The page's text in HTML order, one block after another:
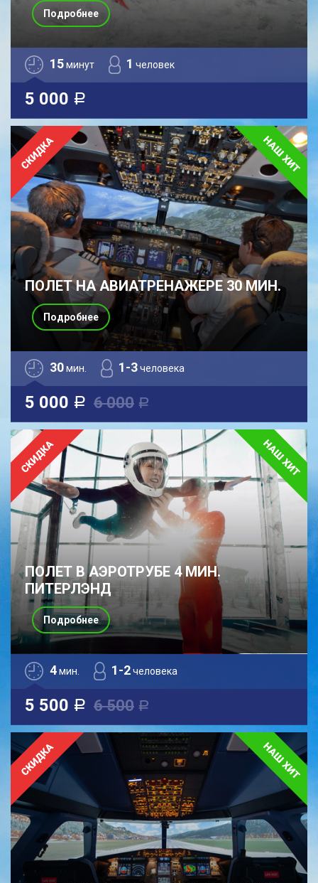
15минут 1 человек
5 000 a
Подробнее
ПОЛЕТ НА АВИАТРЕНАЖЕРЕ 30 МИН.
30мин. 1-3человека
5 000 a 6 000 a
Подробнее
ПОЛЕТ В АЭРОТРУБЕ 4 МИН.
ПИТЕРЛЭНД
4мин. 1-2человека
5 500 a 6 500 a
Подробнее